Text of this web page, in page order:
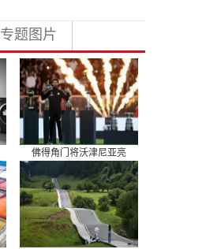
专题图片
佛得角门将沃津尼亚亮